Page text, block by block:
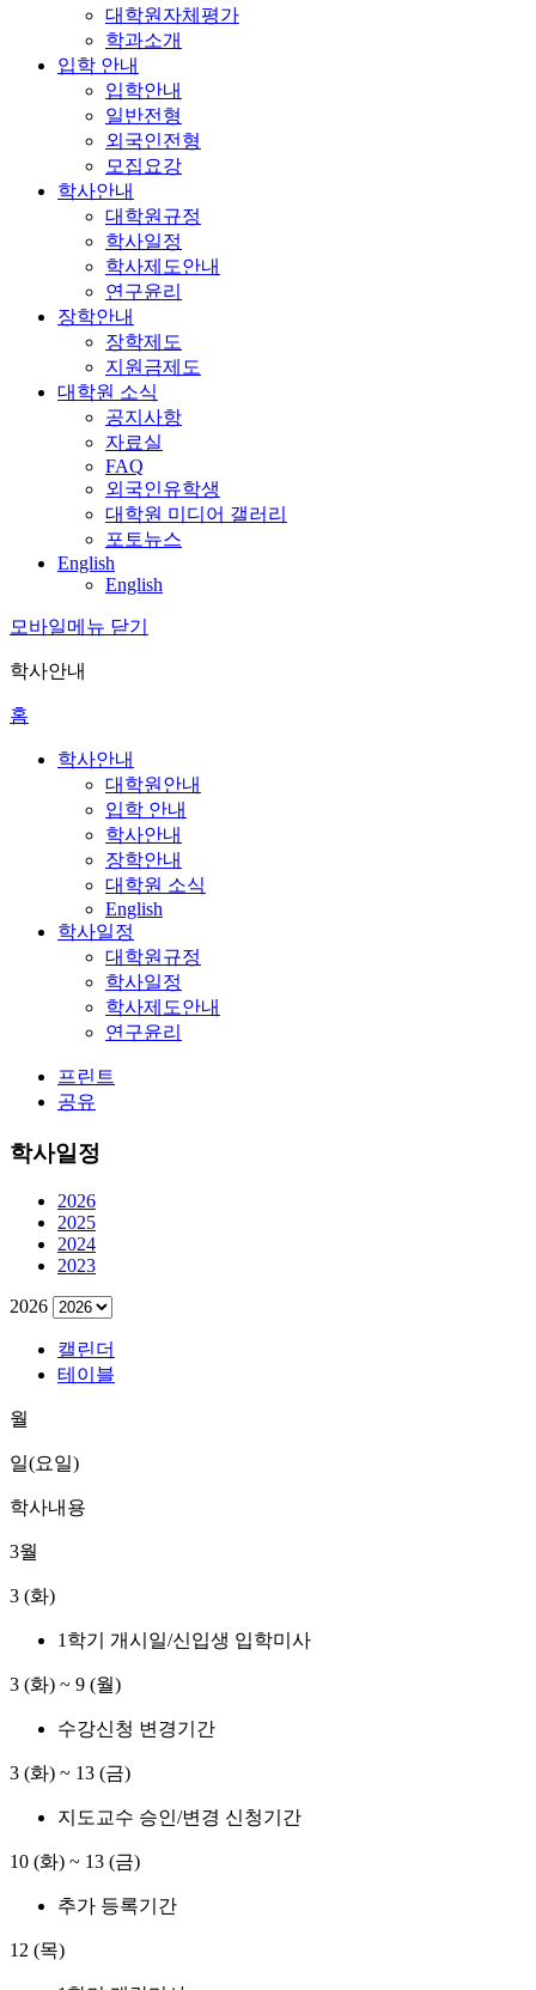
대학원자체평가
학과소개
입학 안내
입학안내
일반전형
외국인전형
모집요강
학사안내
대학원규정
학사일정
학사제도안내
연구윤리
장학안내
장학제도
지원금제도
대학원 소식
공지사항
자료실
FAQ
외국인유학생
대학원 미디어 갤러리
포토뉴스
English
English
모바일메뉴 닫기
학사안내
홈
학사안내
대학원안내
입학 안내
학사안내
장학안내
대학원 소식
English
학사일정
대학원규정
학사일정
학사제도안내
연구윤리
프린트
공유
학사일정
2026
2025
2024
2023
2026
캘린더
테이블
월
일(요일)
학사내용
3월
3 (화)
1학기 개시일/신입생 입학미사
3 (화) ~ 9 (월)
수강신청 변경기간
3 (화) ~ 13 (금)
지도교수 승인/변경 신청기간
10 (화) ~ 13 (금)
추가 등록기간
12 (목)